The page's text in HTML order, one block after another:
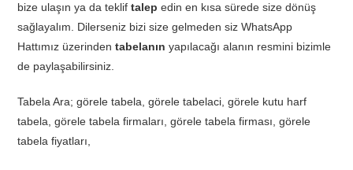
bize ulaşın ya da tekliftalep edin en kısa sürede size dönüş
sağlayalım. Dilerseniz bizi size gelmeden siz WhatsApp
Hattımız üzerindentabelanın yapılacağı alanın resmini bizimle
de paylaşabilirsiniz.
Tabela Ara; görele tabela, görele tabelaci, görele kutu harf
tabela, görele tabela firmaları, görele tabela firması, görele
tabela fiyatları,